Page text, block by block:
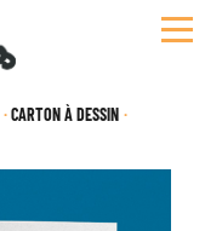
CARTON À DESSIN